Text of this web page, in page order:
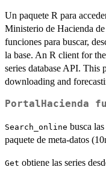
Un paquete R para
Ministerio de Hacienda
funciones para buscar,
la base. An R client for
series database API. This
downloading and
PortalHacienda
Search_online busca
paquete de meta-datos
Get obtiene las series